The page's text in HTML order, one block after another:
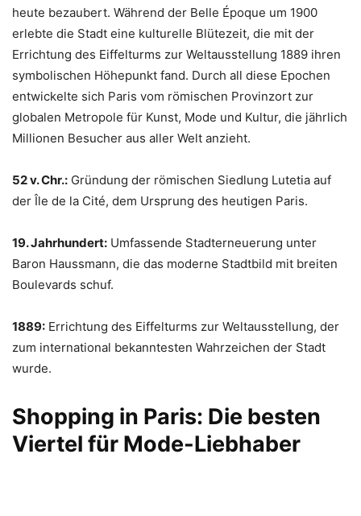
heute bezaubert. Während der Belle Époque um 1900
erlebte die Stadt eine kulturelle Blütezeit, die mit der
Errichtung des Eiffelturms zur Weltausstellung 1889 ihren
symbolischen Höhepunkt fand. Durch all diese Epochen
entwickelte sich Paris vom römischen Provinzort zur
globalen Metropole für Kunst, Mode und Kultur, die jährlich
Millionen Besucher aus aller Welt anzieht.
52 v. Chr.: Gründung der römischen Siedlung Lutetia auf
der Île de la Cité, dem Ursprung des heutigen Paris.
19. Jahrhundert: Umfassende Stadterneuerung unter
Baron Haussmann, die das moderne Stadtbild mit breiten
Boulevards schuf.
1889: Errichtung des Eiffelturms zur Weltausstellung, der
zum international bekanntesten Wahrzeichen der Stadt
wurde.
Shopping in Paris: Die besten
Viertel für Mode-Liebhaber